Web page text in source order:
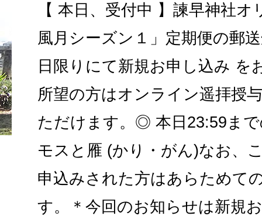
【 本日、受付中 】諫早神社
風月シーズン１」定期便の郵
日限りにて新規お申し込み を
所望の方はオンライン遥拝授
ただけます。◎ 本日23:59ま
モスと雁 (かり・がん)なお、
申込みされた方はあらためて
す。＊今回のお知らせは新規